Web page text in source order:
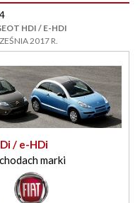
HDI / E-HDI
2017 R.
/ e-HDi
marki